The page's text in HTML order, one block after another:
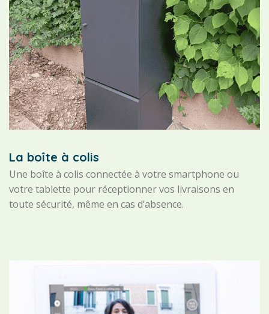
La boîte à colis
Une boîte à colis connectée à votre smartphone ou
votre tablette pour réceptionner vos livraisons en
toute sécurité, même en cas d’absence.